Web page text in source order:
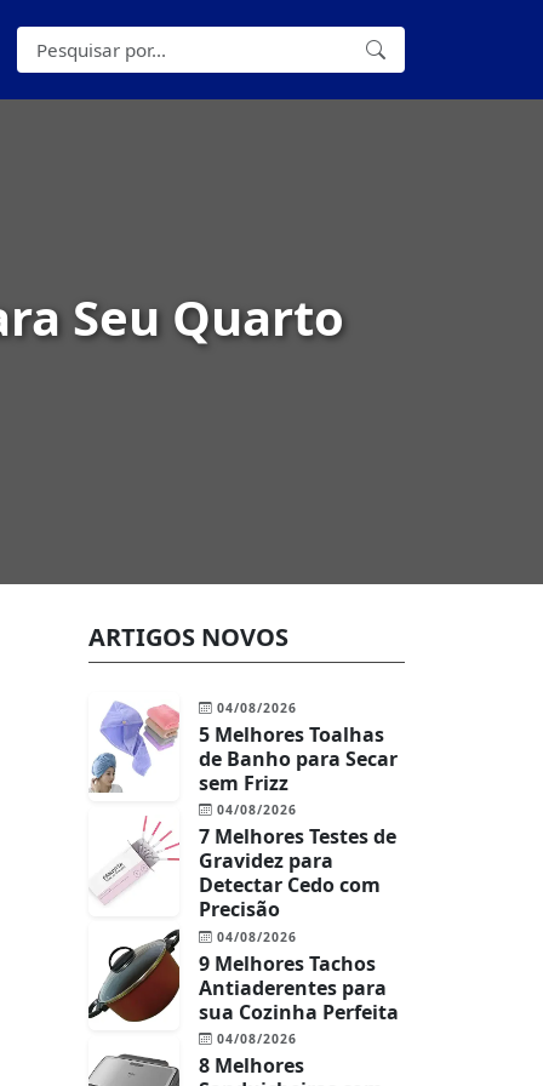
Seu Quarto
ARTIGOS NOVOS
04/08/2026
5 Melhores Toalhas
de Banho para Secar
sem Frizz
04/08/2026
7 Melhores Testes de
Gravidez para
Detectar Cedo com
Precisão
04/08/2026
9 Melhores Tachos
Antiaderentes para
sua Cozinha Perfeita
04/08/2026
8 Melhores